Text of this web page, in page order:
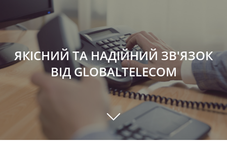
ЯКІСНИЙ ТА НАДІЙНИЙ ЗВ'ЯЗОК
ВІД GLOBALTELECOM